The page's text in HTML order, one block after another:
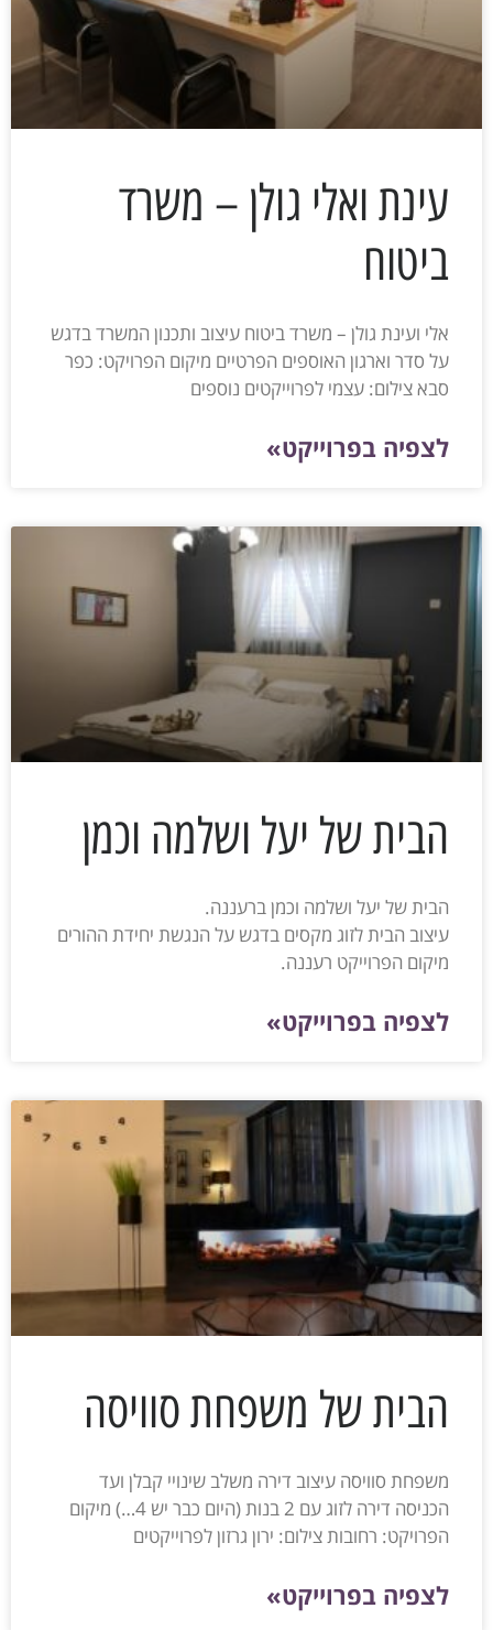
עינת ואלי גולן – משרד
ביטוח
אלי ועינת גולן – משרד ביטוח עיצוב ותכנון המשרד בדגש
על סדר וארגון האוספים הפרטיים מיקום הפרויקט: כפר
סבא צילום: עצמי לפרוייקטים נוספים
לצפיה בפרוייקט»
הבית של יעל ושלמה וכמן
הבית של יעל ושלמה וכמן ברעננה.
עיצוב הבית לזוג מקסים בדגש על הנגשת יחידת ההורים
מיקום הפרוייקט רעננה.
לצפיה בפרוייקט»
הבית של משפחת סוויסה
משפחת סוויסה עיצוב דירה משלב שינויי קבלן ועד
הכניסה דירה לזוג עם 2 בנות (היום כבר יש 4…) מיקום
הפרויקט: רחובות צילום: ירון גרזון לפרוייקטים
לצפיה בפרוייקט»